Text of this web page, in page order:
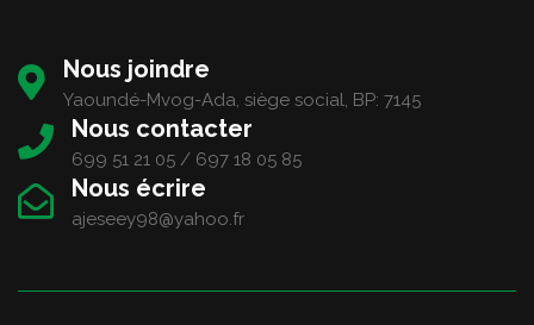
Nous joindre
Yaoundé-Mvog-Ada, siège social, BP: 7145
Nous contacter
699 51 21 05 / 697 18 05 85
Nous écrire
ajeseey98@yahoo.fr